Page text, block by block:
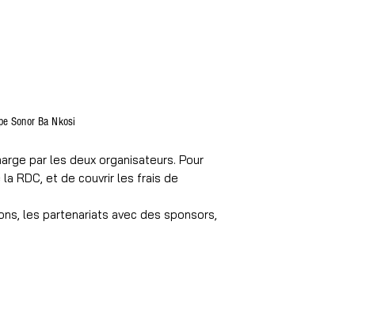
Sonor Ba Nkosi
par les deux organisateurs. Pour
RDC, et de couvrir les frais de
les partenariats avec des sponsors,